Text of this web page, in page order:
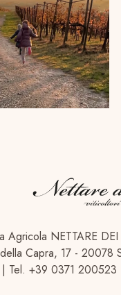
Agricola NETTARE
Capra, 17 - 20078
Tel. +39 0371 200523